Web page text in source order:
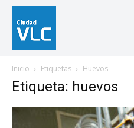
Inicio Etiquetas Huevos
Etiqueta: huevos